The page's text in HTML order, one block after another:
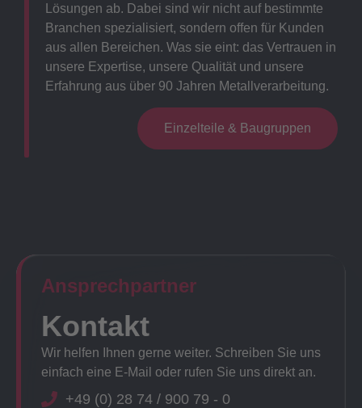
Lösungen ab. Dabei sind wir nicht auf bestimmte
Branchen spezialisiert, sondern offen für Kunden
aus allen Bereichen. Was sie eint: das Vertrauen in
unsere Expertise, unsere Qualität und unsere
Erfahrung aus über 90 Jahren Metallverarbeitung.
Einzelteile & Baugruppen
Ansprechpartner​
Kontakt
Wir helfen Ihnen gerne weiter. Schreiben Sie uns
einfach eine E-Mail oder rufen Sie uns direkt an.
+49 (0) 28 74 / 900 79 - 0